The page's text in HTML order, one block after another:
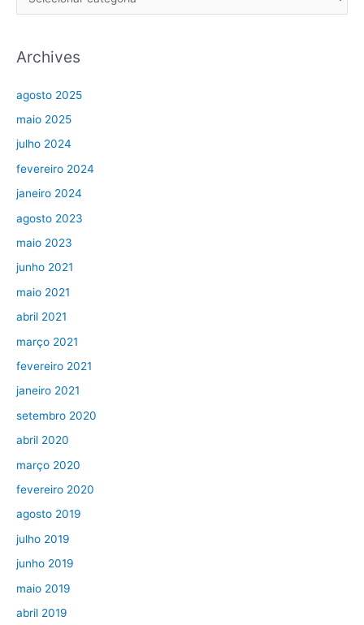
Archives
agosto 2025
maio 2025
julho 2024
fevereiro 2024
janeiro 2024
agosto 2023
maio 2023
junho 2021
maio 2021
abril 2021
março 2021
fevereiro 2021
janeiro 2021
setembro 2020
abril 2020
março 2020
fevereiro 2020
agosto 2019
julho 2019
junho 2019
maio 2019
abril 2019